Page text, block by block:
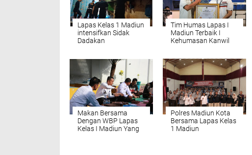
Lapas Kelas 1 Madiun
intensifkan Sidak
Dadakan
Tim Humas Lapas I
Madiun Terbaik I
Kehumasan Kanwil
Makan Bersama
Dengan WBP Lapas
Kelas I Madiun Yang
Polres Madiun Kota
Bersama Lapas Kelas
1 Madiun